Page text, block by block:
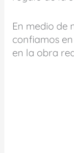
En medio de
confiamos
en la obra